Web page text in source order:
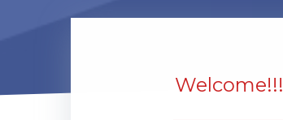
Welcome!!!